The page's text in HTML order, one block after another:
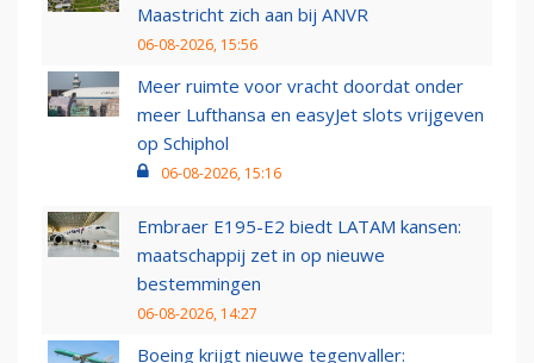
Maastricht zich aan bij ANVR
06-08-2026, 15:56
Meer ruimte voor vracht doordat onder
meer Lufthansa en easyJet slots vrijgeven
op Schiphol
06-08-2026, 15:16
Embraer E195-E2 biedt LATAM kansen:
maatschappij zet in op nieuwe
bestemmingen
06-08-2026, 14:27
Boeing krijgt nieuwe tegenvaller: